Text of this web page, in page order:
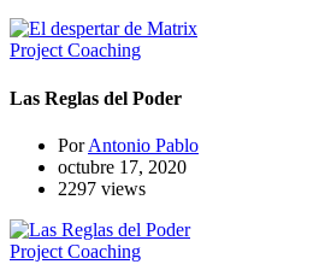
Project Coaching
Las Reglas del Poder
PorAntonio Pablo
octubre 17, 2020
2297 views
Project Coaching